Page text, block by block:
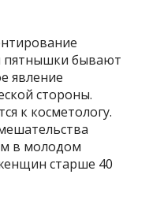
пятнышки бывают
явление
стороны.
к косметологу.
в молодом
старше 40